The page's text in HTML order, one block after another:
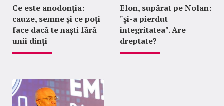
Ce este anodonția:
cauze, semne și ce poți
face dacă te naști fără
unii dinți
Elon, supărat pe Nolan:
"şi-a pierdut
integritatea". Are
dreptate?